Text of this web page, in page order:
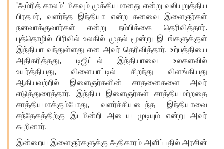
'அம்ரித் காலம்' மிகவும் முக்கியமானது என்று வலியுறுத்திய
பிரதமர், வளர்ந்த இந்தியா என்ற கனவை இளைஞர்கள்
நனவாக்குவார்கள் என்று நம்பிக்கை தெரிவித்தார்.
புத்தொழில் பிரிவில் உலகில் முதல் மூன்று இடங்களுக்குள்
இந்தியா வந்துள்ளது என அவர் தெரிவித்தார். உற்பத்தியை
அதிகரித்தது, டிஜிட்டல் இந்தியாவை உலகளவில்
உயர்த்தியது, விளையாட்டில் சிறந்து விளங்கியது
ஆகியவற்றில் இளைஞர்களின் சாதனைகளை அவர்
எடுத்துரைத்தார். இந்திய இளைஞர்கள் சாத்தியமற்றதை
சாத்தியமாக்கும்போது, வளர்ச்சியடைந்த இந்தியாவை
சந்தேகத்திற்கு இடமின்றி அடைய முடியும் என்று அவர்
கூறினார்.
இன்றைய இளைஞர்களுக்கு அதிகாரம் அளிப்பதில் அரசின்